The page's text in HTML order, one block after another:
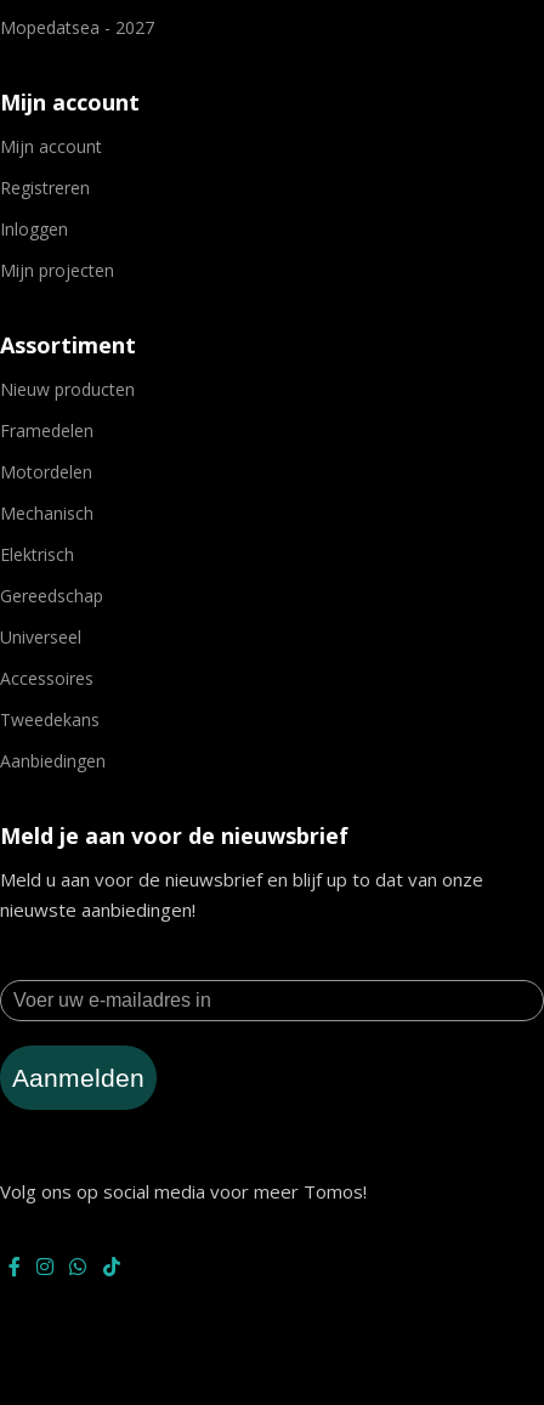
Mopedatsea - 2027
Mijn account
Mijn account
Registreren
Inloggen
Mijn projecten
Assortiment
Nieuw producten
Framedelen
Motordelen
Mechanisch
Elektrisch
Gereedschap
Universeel
Accessoires
Tweedekans
Aanbiedingen
Meld je aan voor de nieuwsbrief
Meld u aan voor de nieuwsbrief en blijf up to dat van onze
nieuwste aanbiedingen!
Aanmelden
Volg ons op social media voor meer Tomos!